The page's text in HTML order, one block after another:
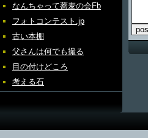
なんちゃって蕎麦の会Fb
フォトコンテスト.jp
古い本棚
父さんは何でも撮る
目の付けどころ
考える石